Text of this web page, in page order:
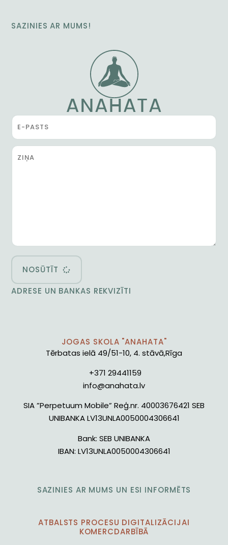
SAZINIES AR MUMS!
NOSŪTĪT
ADRESE UN BANKAS REKVIZĪTI
JOGAS SKOLA "ANAHATA"
Tērbatas ielā 49/51-10, 4. stāvā,Rīga
+371 29441159
info@anahata.lv
SIA ”Perpetuum Mobile” Reģ.nr. 40003676421 SEB
UNIBANKA LV13UNLA0050004306641
Bank: SEB UNIBANKA
IBAN: LV13UNLA0050004306641
SAZINIES AR MUMS UN ESI INFORMĒTS
ATBALSTS PROCESU DIGITALIZĀCIJAI
KOMERCDARBĪBĀ